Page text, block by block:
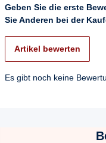
Geben Sie die erste
Sie Anderen bei der
Artikel bewerten
Es gibt noch keine